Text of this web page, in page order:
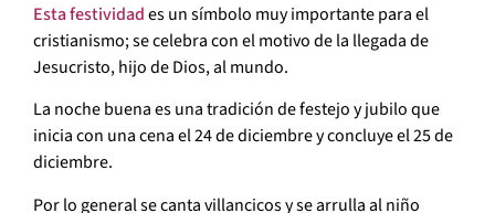
Esta festividades un símbolo muy importante para el
cristianismo; se celebra con el motivo de la llegada de
Jesucristo, hijo de Dios, al mundo.
La noche buena es una tradición de festejo y jubilo que
inicia con una cena el 24 de diciembre y concluye el 25 de
diciembre.
Por lo general se canta villancicos y se arrulla al niño